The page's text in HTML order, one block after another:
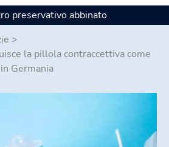
in 7 misure di preservativi
>
la pillola contraccettiva come
Germania